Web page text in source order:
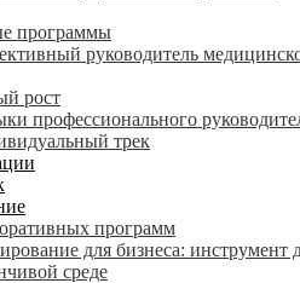
программы
руководитель
рост
профессионального
трек
программ
для бизнеса: инструмент
среде